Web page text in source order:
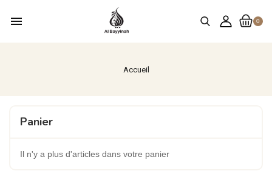
0
menu
Accueil
Panier
Il n'y a plus d'articles dans votre panier